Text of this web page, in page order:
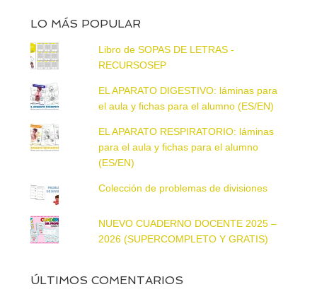
LO MÁS POPULAR
Libro de SOPAS DE LETRAS -
RECURSOSEP
EL APARATO DIGESTIVO: láminas para
el aula y fichas para el alumno (ES/EN)
EL APARATO RESPIRATORIO: láminas
para el aula y fichas para el alumno
(ES/EN)
Colección de problemas de divisiones
NUEVO CUADERNO DOCENTE 2025 –
2026 (SUPERCOMPLETO Y GRATIS)
ÚLTIMOS COMENTARIOS